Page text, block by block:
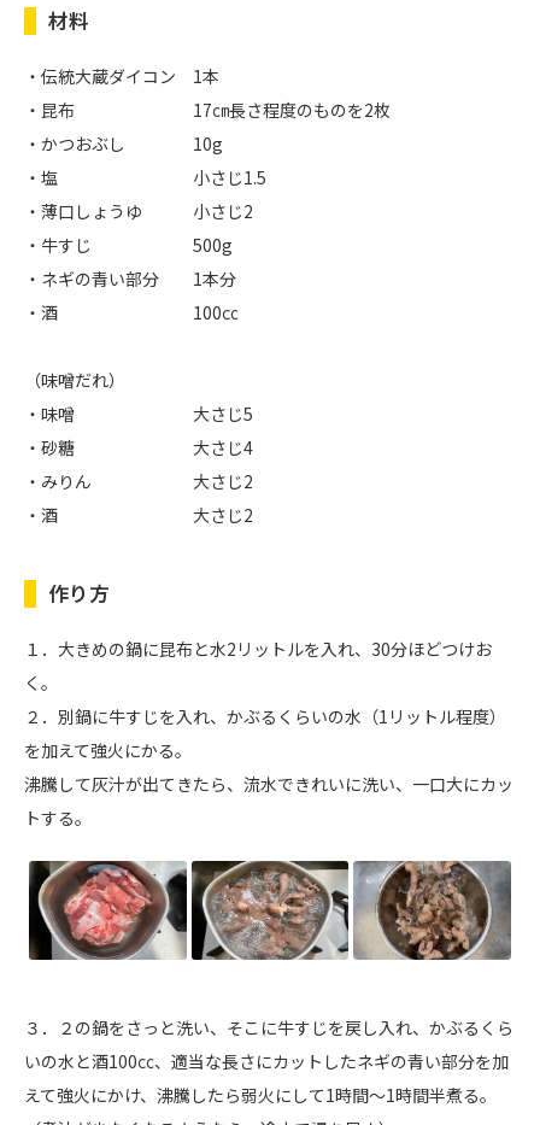
材料
・伝統大蔵ダイコン 1本
・昆布 17㎝長さ程度のものを2枚
・かつおぶし 10g
・塩 小さじ1.5
・薄口しょうゆ 小さじ2
・牛すじ 500g
・ネギの青い部分 1本分
・酒 100㏄
（味噌だれ）
・味噌 大さじ5
・砂糖 大さじ4
・みりん 大さじ2
・酒 大さじ2
作り方
１．大きめの鍋に昆布と水2リットルを入れ、30分ほどつけお
く。
２．別鍋に牛すじを入れ、かぶるくらいの水（1リットル程度）
を加えて強火にかる。
沸騰して灰汁が出てきたら、流水できれいに洗い、一口大にカッ
トする。
３．２の鍋をさっと洗い、そこに牛すじを戻し入れ、かぶるくら
いの水と酒100㏄、適当な長さにカットしたネギの青い部分を加
えて強火にかけ、沸騰したら弱火にして1時間～1時間半煮る。